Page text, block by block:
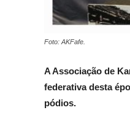
Foto: AKFafe.
A Associação de
federativa desta
pódios.